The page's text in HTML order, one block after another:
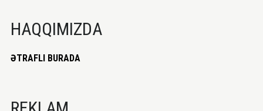
HAQQIMIZDA
ƏTRAFLI BURADA